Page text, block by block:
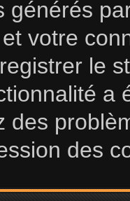
générés
votre
le
a
des
des